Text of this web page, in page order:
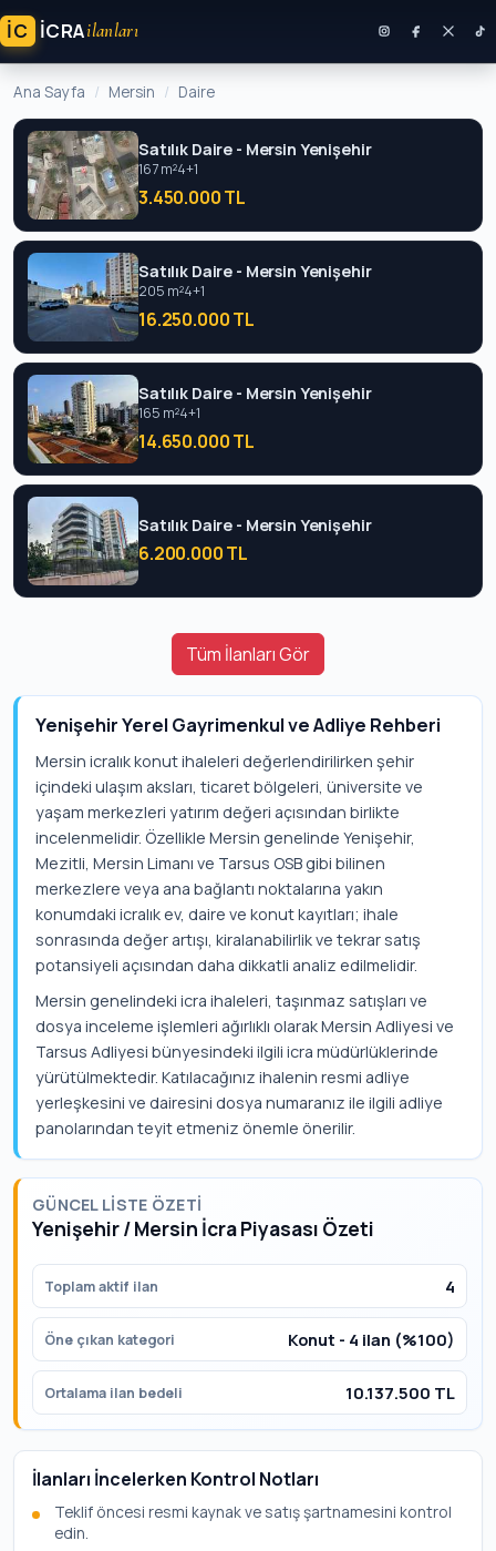
İC ICRAilanları
Ana Sayfa Mersin Daire
Satılık Daire - Mersin Yenişehir
167 m²4+1
3.450.000 TL
Satılık Daire - Mersin Yenişehir
205 m²4+1
16.250.000 TL
Satılık Daire - Mersin Yenişehir
165 m²4+1
14.650.000 TL
Satılık Daire - Mersin Yenişehir
6.200.000 TL
Tüm İlanları Gör
Yenişehir Yerel Gayrimenkul ve Adliye Rehberi
Mersin icralık konut ihaleleri değerlendirilirken şehir
içindeki ulaşım aksları, ticaret bölgeleri, üniversite ve
yaşam merkezleri yatırım değeri açısından birlikte
incelenmelidir. Özellikle Mersin genelinde Yenişehir,
Mezitli, Mersin Limanı ve Tarsus OSB gibi bilinen
merkezlere veya ana bağlantı noktalarına yakın
konumdaki icralık ev, daire ve konut kayıtları; ihale
sonrasında değer artışı, kiralanabilirlik ve tekrar satış
potansiyeli açısından daha dikkatli analiz edilmelidir.
Mersin genelindeki icra ihaleleri, taşınmaz satışları ve
dosya inceleme işlemleri ağırlıklı olarak Mersin Adliyesi ve
Tarsus Adliyesi bünyesindeki ilgili icra müdürlüklerinde
yürütülmektedir. Katılacağınız ihalenin resmi adliye
yerleşkesini ve dairesini dosya numaranız ile ilgili adliye
panolarından teyit etmeniz önemle önerilir.
GÜNCEL LISTE ÖZETI
Yenişehir / Mersin İcra Piyasası Özeti
Toplam aktif ilan 4
Öne çıkan kategori Konut - 4 ilan (%100)
Ortalama ilan bedeli 10.137.500 TL
İlanları İncelerken Kontrol Notları
Teklif öncesi resmi kaynak ve satış şartnamesini kontrol
edin.